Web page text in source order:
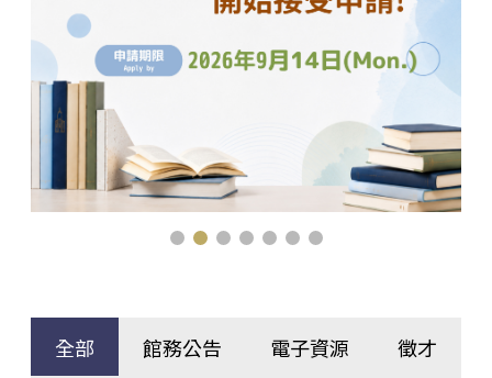
全部 館務公告 電子資源 徵才